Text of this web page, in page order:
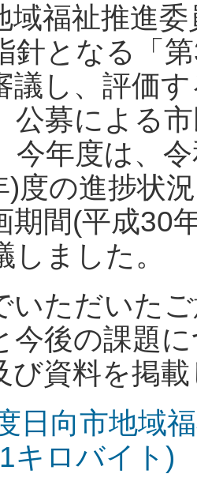
福祉推進委
針となる「
議し、評価
公募による
今年度は、
)度の進捗状
期間(平成30
ました。
ただいた
今後の課題
び資料を掲
日向市地域
キロバイト)